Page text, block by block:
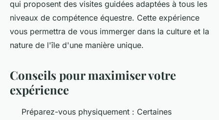
qui proposent des visites guidées adaptées à tous les
niveaux de compétence équestre. Cette expérience
vous permettra de vous immerger dans la culture et la
nature de l'île d'une manière unique.
Conseils pour maximiser votre
expérience
Préparez-vous physiquement : Certaines